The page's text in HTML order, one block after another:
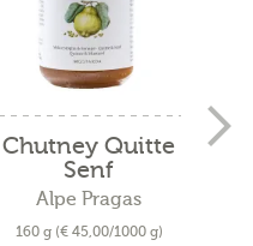
Chutney Quitte
Senf
Alpe Pragas
160 g (€ 45,00/1000 g)